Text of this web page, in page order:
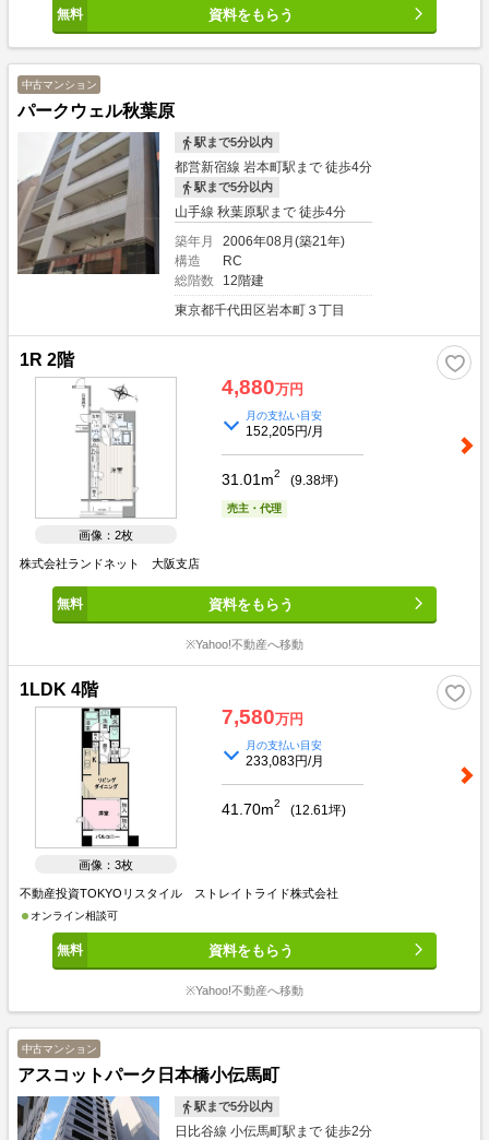
資料をもらう
中古マンション
パークウェル秋葉原
駅まで5分以内
都営新宿線 岩本町駅まで 徒歩4分
駅まで5分以内
山手線 秋葉原駅まで 徒歩4分
築年月
2006年08月(築21年)
構造
RC
総階数
12階建
東京都千代田区岩本町３丁目
1R 2階
画像：2枚
4,880万円
月の支払い目安
152,205円/月
31.01m2 (9.38坪)
売主・代理
株式会社ランドネット 大阪支店
資料をもらう
※Yahoo!不動産へ移動
1LDK 4階
画像：3枚
7,580万円
月の支払い目安
233,083円/月
41.70m2 (12.61坪)
不動産投資TOKYOリスタイル ストレイトライド株式会社
オンライン相談可
資料をもらう
※Yahoo!不動産へ移動
中古マンション
アスコットパーク日本橋小伝馬町
駅まで5分以内
日比谷線 小伝馬町駅まで 徒歩2分